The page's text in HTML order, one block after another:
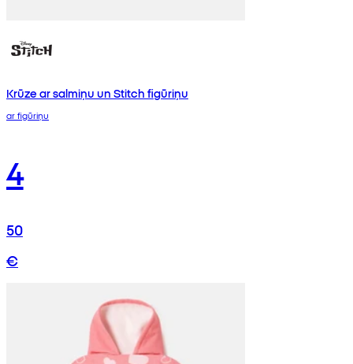
Krūze ar salmiņu un Stitch figūriņu
ar figūriņu
4
50
€